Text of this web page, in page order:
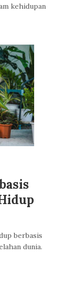
kehidupan
berbasis
dunia.